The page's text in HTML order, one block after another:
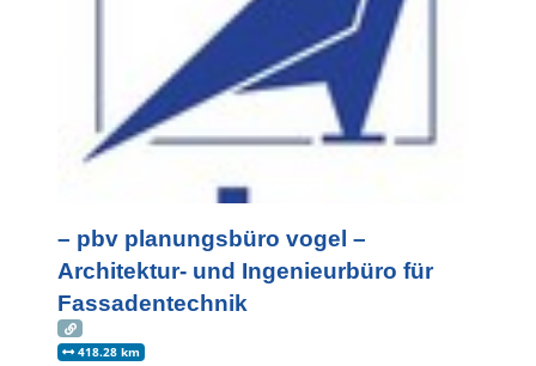
– pbv planungsbüro vogel –
Architektur- und Ingenieurbüro für
Fassadentechnik
418.28 km